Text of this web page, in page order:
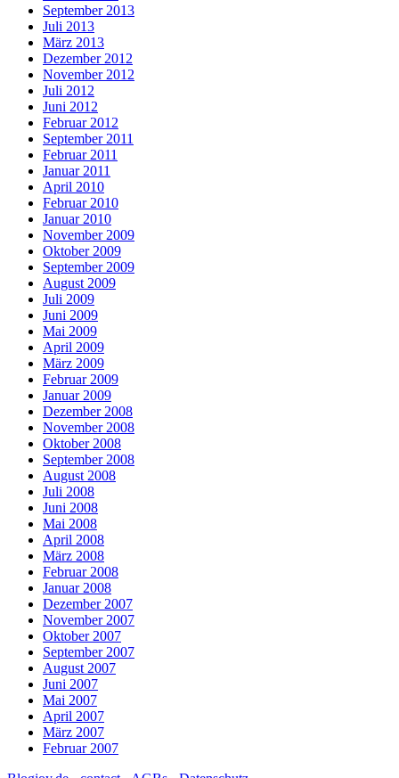
September 2013
Juli 2013
März 2013
Dezember 2012
November 2012
Juli 2012
Juni 2012
Februar 2012
September 2011
Februar 2011
Januar 2011
April 2010
Februar 2010
Januar 2010
November 2009
Oktober 2009
September 2009
August 2009
Juli 2009
Juni 2009
Mai 2009
April 2009
März 2009
Februar 2009
Januar 2009
Dezember 2008
November 2008
Oktober 2008
September 2008
August 2008
Juli 2008
Juni 2008
Mai 2008
April 2008
März 2008
Februar 2008
Januar 2008
Dezember 2007
November 2007
Oktober 2007
September 2007
August 2007
Juni 2007
Mai 2007
April 2007
März 2007
Februar 2007